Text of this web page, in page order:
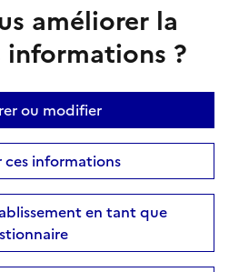
améliorer la
?
ou modifier
informations
en tant que